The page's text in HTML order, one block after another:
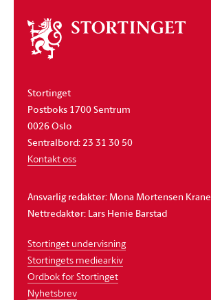
Om
stortinget
Stortinget
Postboks 1700 Sentrum
0026 Oslo
Sentralbord: 23 31 30 50
Kontakt oss
Ansvarlig redaktør: Mona Mortensen Krane
Nettredaktør: Lars Henie Barstad
Stortinget undervisning
Stortingets mediearkiv
Ordbok for Stortinget
Nyhetsbrev